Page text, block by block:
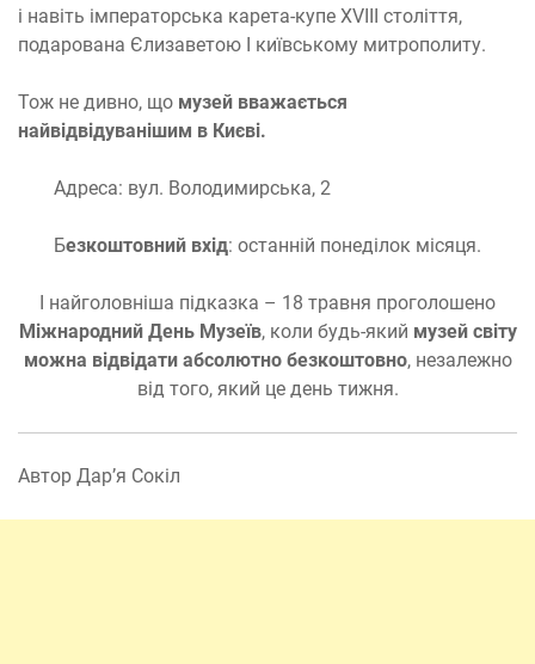
і навіть імператорська карета-купе XVIII століття,
подарована Єлизаветою I київському митрополиту.
Тож не дивно, що музей вважається
найвідвідуванішим в Києві.
Адреса: вул. Володимирська, 2
Безкоштовний вхід: останній понеділок місяця.
І найголовніша підказка – 18 травня проголошено
Міжнародний День Музеїв, коли будь-який музей світу
можна відвідати абсолютно безкоштовно, незалежно
від того, який це день тижня.
Автор Дар’я Сокіл